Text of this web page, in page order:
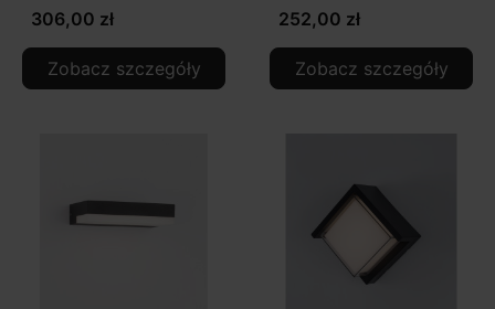
306,00 zł
Zobacz szczegóły
252,00 zł
Zobacz szczegóły